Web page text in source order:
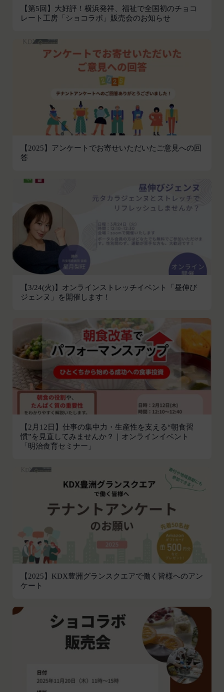
【第5回】大好評！横浜発祥、福祉で全国初のチョコ
レート工房「ショコラボ」販売会のお知らせ
【2025】アンケートでお寄せいただいたご意見への回
答
【3/24(火)】オンラインストレッチイベント「昼伸び
ジェンヌ」を開催します！
【2月12日】仕事の集中力・生産性を支える“朝食習
慣”を見直してみませんか？｜オンラインイベント
「明治食育セミナー」
【2025】KDX豊洲グランスクエアで働く皆様へのアン
ケート
携先に開示を認めた情報を取得することがありま
す。
当社は、お客様からご提供いただいたお客様情報
を、当社各サービスの利用規約において定める利用
目的の範囲内で利用します。
Cookie（クッキー）について
当社は、お客様にとってより使いやすく、より価値
ある情報を提供するためにCookie(以下「クッキ
ー」といいます。これに類似の技術を含みます。)
を使用することがあります。
クッキーは、ウェブサイトを利用されたときにご利
用のパソコンや携帯端末に一時的にデータを保存さ
バに、当社サイト内におけるお客様の行動履歴(ア
クセスしたURL、コンテンツ、参照順序等)や、年
齢や性別、職業、居住地域、位置情報等個人が特定
できない属性情報(それらの組み合わせによっても
個人が特定できないもの)を取得することがありま
す。
お客様がご自身に関する情報の取得を望まれない場
合は、ブラウザや携帯端末の設定により、クッキー
の受け取りを拒否することも可能です。なお、クッ
キーの受け取りを拒否された場合、当社のサービス
の一部がご利用できなくなることがあります。
当社は、お客様情報への不正なアクセスや漏洩等を
防ぐため、セキュリティーの維持に努めます。ま
た、当社は、当社の通常の事業運営に照らして当社
が不要と判断した場合、お客様から取得したお客様
情報を安全かつ合理的な方法で消去します。
第三者への提供等
当社は、以下の場合、お客様情報を第三者と共有す
ることがあります。（以下、当社がお客様情報を提
供した相手方を「提供先」といいます。）
お客様の同意を得た場合
当社は、お客様の同意を得た場合、お客様情報（個
組織、個人に提供することがあります。
第三者サービス提供者との共有
支払処理、データ分析、メール送信、ホスティング
サービス、カスタマーサービスなどを当社の代理で
行うサービスを提供する第三者、または、当社のマ
ーケティングのサポートを行う第三者に対して、お
客様情報を提供することがあります。
外部サービスとの連携のための共有
当社は、Facebook、Googleアカウント、Twitter
その他の外部サービスとの連携または外部サービス
社にお客様情報を提供することがあります。
法律上の理由
お客様の居住国内外において、法律、規則、法的手
段または公的もしくは政府機関からの要求により、
当社がお客様情報の全部または一部を開示すること
が必要になる場合があります。
す。
第2条（総則・適用範囲）
に関し適用され、登録手続き完了後の本サービスの
提供条件及び当社と会員との権利義務関係を定める
当社が、当社ウェブサイト上に本サービスに関する
個別規定や追加規定を掲載する場合、又は第11条
に定める方法により本サービスに関するルール等を
発信する場合、それらは本規約の一部を構成するも
のとし、個別規定、追加規定又はルール等が本規約
と抵触する場合には、当該個別規定、追加規定又は
会員の明示の承諾を得ることなく、本規約を変更す
ることができるものとします。
前項による本規約の変更をするときは、その効力発
生日を定め、かつ、本規約を変更する旨及び変更後
の本規約の内容並びにその効力発生日を、会員に対
し、本規約変更の効力発生日前に、第11条に定め
る方法により通知するものとします。ただし、文言
の修正等、会員に不利益を与えるものではない軽微
な変更の場合には、当該通知を省略することができ
ます。
った場合、会員は本規約の変更に同意したものとみ
なします。
当社が提供する本サービス以外のサービス又は提携
パートナーが提供するサービスについては、各サー
ビスに定められる利用規約等に従ってご利用くださ
い。
本契約において使用される以下の各用語は各々以下
に定める意味を有します。
第3条（提供されるサービス）
当社が提供する本サービスは、次の各号に掲げるサ
ービスとします。
前各号に付随する各種サービス
当社は、前項各号に定めるサービスの内容を変更す
ることができるものとします。
第4条（会員登録）
会員登録手続きは、本サービスの会員登録ページか
ら当社の指定する方法に従い、会員登録を希望する
本人が行うものとします。当社に対して会員登録の
申し込みが行われた場合には、登録手続きにおいて
氏名等を入力された本人が当該申し込みを行ったも
のとみなします。
れかの事由に該当する場合は、登録を拒否すること
があります。
当社に提供された登録情報の全部又は一部につ
き虚偽、誤記又は記載漏れがあった場合
当該登録希望者が、本サービス又は当社が提供
するその他のサービスの利用に際して、過去に
アカウント削除等の利用停止措置を受けたこと